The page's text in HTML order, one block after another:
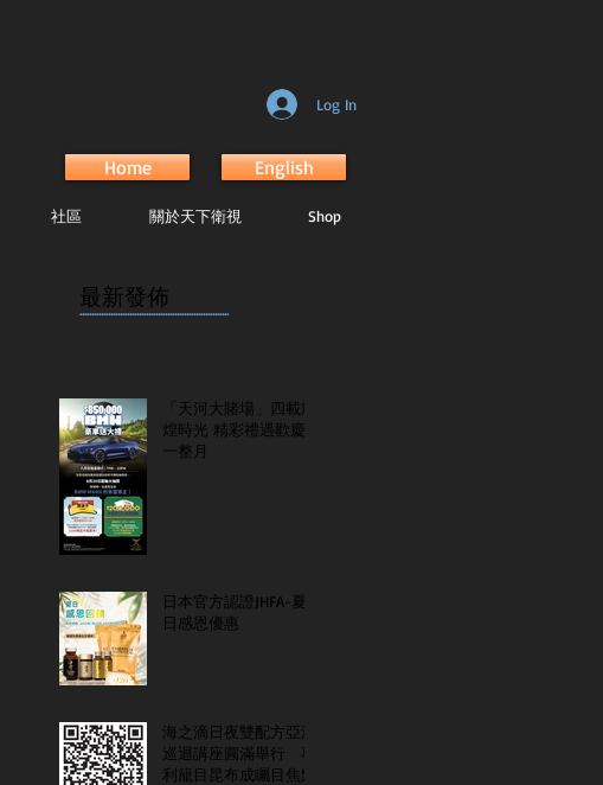
Log In
Home English
社區 關於天下衛視 Shop
最新發佈
...............................................................
「天河大賭場」四載輝
煌時光 精彩禮遇歡慶
一整月
日本官方認證JHFA-夏
日感恩優惠
海之滴日夜雙配方亞洲
巡迴講座圓滿舉行 專
利籠目昆布成矚目焦點